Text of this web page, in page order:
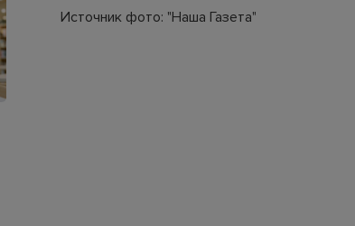
Источник фото: "Наша Газета"